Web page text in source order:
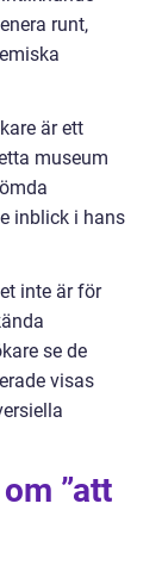
runt,
är ett
museum
inblick i hans
inte är för
se de
visas
”att